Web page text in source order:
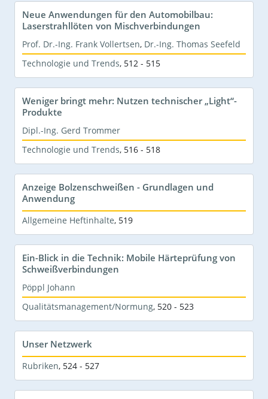
Neue Anwendungen für den Automobilbau:
Laserstrahllöten von Mischverbindungen
Prof. Dr.-Ing. Frank Vollertsen, Dr.-Ing. Thomas Seefeld
Technologie und Trends, 512 - 515
Weniger bringt mehr: Nutzen technischer „Light“-
Produkte
Dipl.-Ing. Gerd Trommer
Technologie und Trends, 516 - 518
Anzeige Bolzenschweißen - Grundlagen und
Anwendung
Allgemeine Heftinhalte, 519
Ein-Blick in die Technik: Mobile Härteprüfung von
Schweißverbindungen
Pöppl Johann
Qualitätsmanagement/Normung, 520 - 523
Unser Netzwerk
Rubriken, 524 - 527